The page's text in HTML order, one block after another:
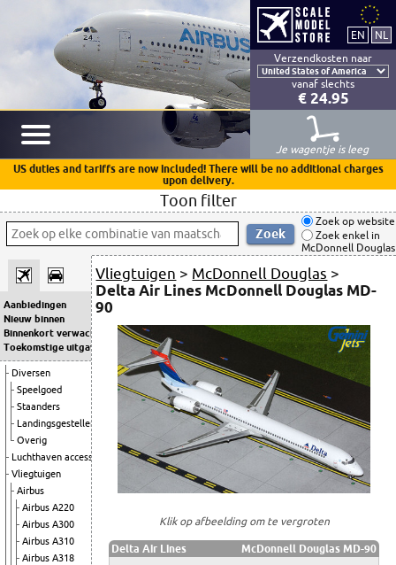
Verzendkosten naar
vanaf slechts
€ 24.95
Je wagentje is leeg
US duties and tariffs are now included! There will be no additional charges
upon delivery.
Toon filter
Zoek op website
Zoek enkel in
McDonnell Douglas
Aanbiedingen
Nieuw binnen
Binnenkort verwacht
Toekomstige uitgaven
Diversen
Speelgoed
Staanders
Landingsgestellen
Overig
Luchthaven accessoires
Vliegtuigen
Airbus
Airbus A220
Airbus A300
Airbus A310
Airbus A318
Vliegtuigen > McDonnell Douglas >
Delta Air Lines McDonnell Douglas MD-
90
Klik op afbeelding om te vergroten
Delta Air Lines
McDonnell Douglas MD-90